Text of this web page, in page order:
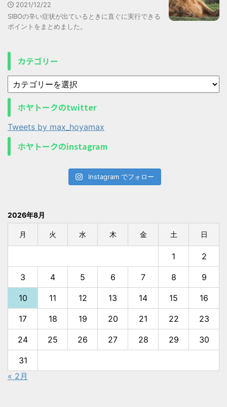
2021/12/22
SIBOの辛い症状が出ているときに直ぐに実行できる
ポイントをまとめました。
カテゴリー
ホヤトークのtwitter
Tweets by max_hoyamax
ホヤトークのinstagram
Instagram でフォロー
2026年8月
月 火 水 木 金 土 日
1 2
3 4 5 6 7 8 9
10 11 12 13 14 15 16
17 18 19 20 21 22 23
24 25 26 27 28 29 30
31
« 2月